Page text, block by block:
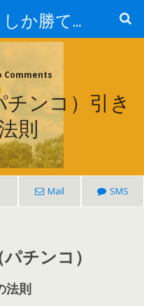
パチンコはプロしか勝てない！
Comments
ンコ）引き
則
Mail SMS
チンコ）
法則